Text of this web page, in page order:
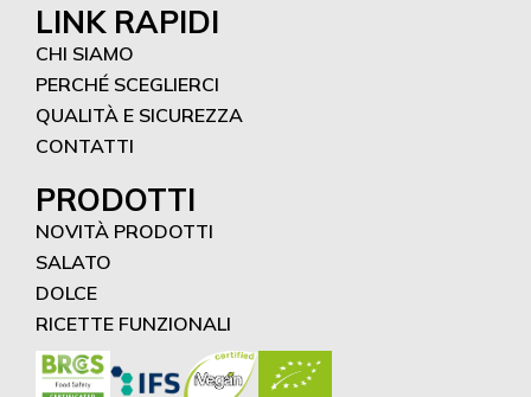
LINK RAPIDI
CHI SIAMO
PERCHÉ SCEGLIERCI
QUALITÀ E SICUREZZA
CONTATTI
PRODOTTI
NOVITÀ PRODOTTI
SALATO
DOLCE
RICETTE FUNZIONALI